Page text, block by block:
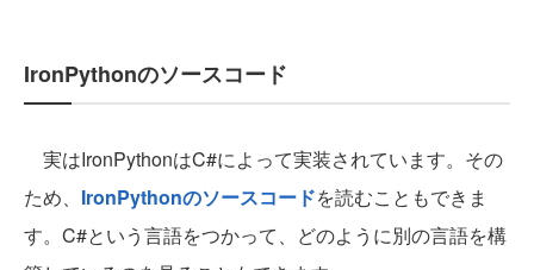
IronPythonのソースコード
実はIronPythonはC#によって実装されています。その
ため、 IronPythonのソースコードを読むこともできま
す。C#という言語をつかって、どのように別の言語を構